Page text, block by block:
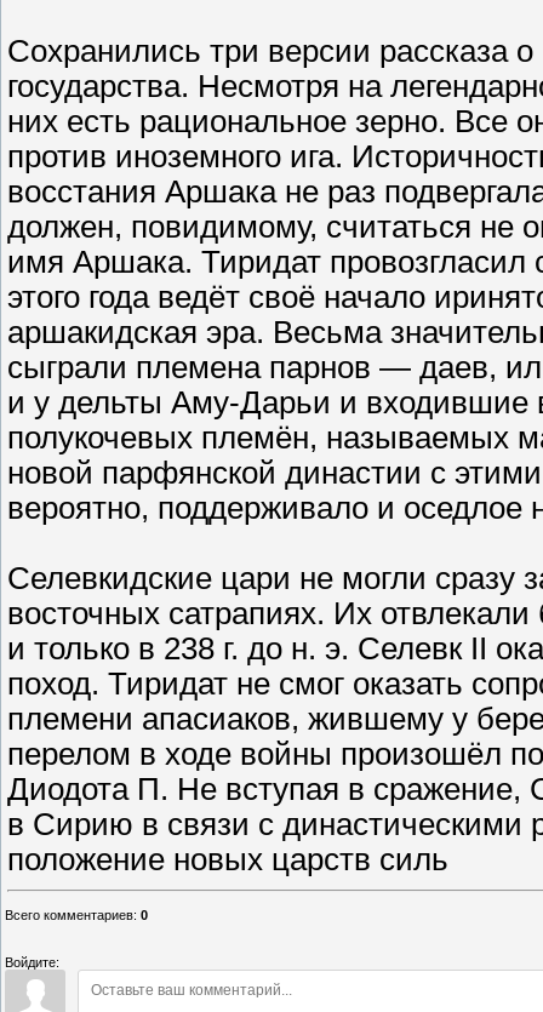
Сохранились три версии рассказа
государства. Несмотря на
них есть рациональное зерно. Все
против иноземного ига.
восстания Аршака не раз
должен, повидимому, считаться не
имя Аршака. Тиридат провозгласил
этого года ведёт своё начало
аршакидская эра. Весьма
сыграли племена парнов — даев,
и у дельты Аму-Дарьи и входившие
полукочевых племён, называемых
новой парфянской династии с
вероятно, поддерживало и оседлое
Селевкидские цари не могли сразу
восточных сатрапиях. Их
и только в 238 г. до н. э. Селевк II
поход. Тиридат не смог оказать
племени апасиаков, жившему у
перелом в ходе войны произошёл
Диодота П. Не вступая в сражение,
в Сирию в связи с династическими
положение новых царств силь
Всего комментариев: 0
Войдите: